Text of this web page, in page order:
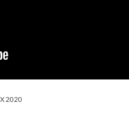
2020